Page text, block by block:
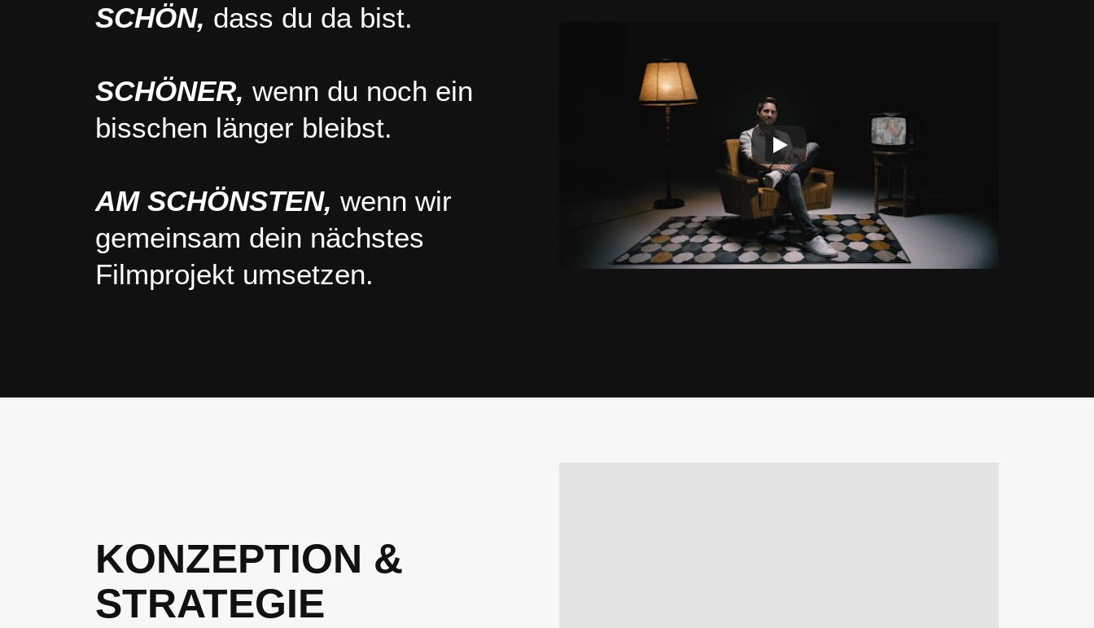
SCHÖN, dass du da bist.
SCHÖNER, wenn du noch ein
bisschen länger bleibst.
AM SCHÖNSTEN, wenn wir
gemeinsam dein nächstes
Filmprojekt umsetzen.
KONZEPTION &
STRATEGIE